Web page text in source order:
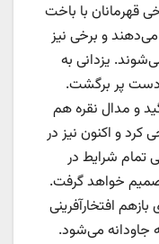
قهرمانان با باخت
می‌دهند و برخی نیز
یزدانی به
رفت و دست پر برگشت.
و مدال نقره هم
کرد و اکنون نیز در
تمام شرایط در
خواهد گرفت.
افتخارآفرینی
جاودانه می‌شود.